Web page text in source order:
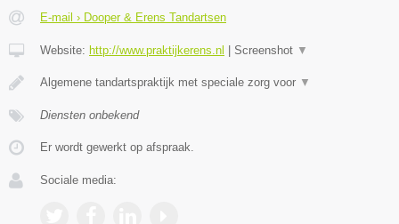
E-mail › Dooper & Erens Tandartsen
Website: http://www.praktijkerens.nl Screenshot ▼
Algemene tandartspraktijk met speciale zorg voor ▼
Diensten onbekend
Er wordt gewerkt op afspraak.
Sociale media: